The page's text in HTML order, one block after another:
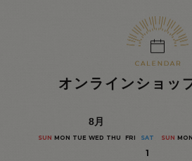
オンラインショッ
8月
SUN MON TUE WED THU FRI SAT
1
SUN MON